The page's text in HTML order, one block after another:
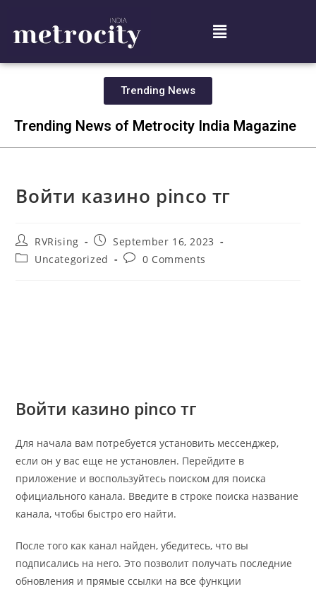
Trending News
Trending News of Metrocity India Magazine
Войти казино pinco тг
RVRising
September 16, 2023
Uncategorized
0 Comments
Войти казино pinco тг
Для начала вам потребуется установить мессенджер,
если он у вас еще не установлен. Перейдите в
приложение и воспользуйтесь поиском для поиска
официального канала. Введите в строке поиска название
канала, чтобы быстро его найти.
После того как канал найден, убедитесь, что вы
подписались на него. Это позволит получать последние
обновления и прямые ссылки на все функции